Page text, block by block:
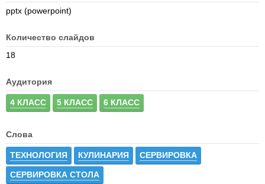
pptx (powerpoint)
Количество слайдов
18
Аудитория
4 КЛАСС 5 КЛАСС 6 КЛАСС
Слова
ТЕХНОЛОГИЯ КУЛИНАРИЯ СЕРВИРОВКА
СЕРВИРОВКА СТОЛА